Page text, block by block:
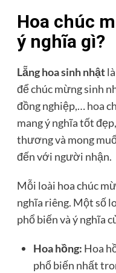
Hoa chúc
ý nghĩa gì?
Lẵng hoa sinh nhậtlà
để chúc mừng sinh
đồng nghiệp,…hoa
mang ý nghĩa tốt
thương và mong
đến với người nhận.
Mỗi loài hoa chúc
nghĩa riêng. Một số
phổ biến và ý nghĩa
Hoa hồng: Hoa
phổ biến nhất